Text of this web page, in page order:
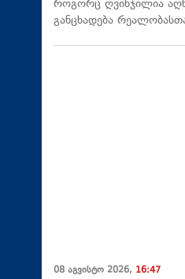
როგორც ღვინჯილია
განცხადება
08 აგვისტო 2026, 16:47